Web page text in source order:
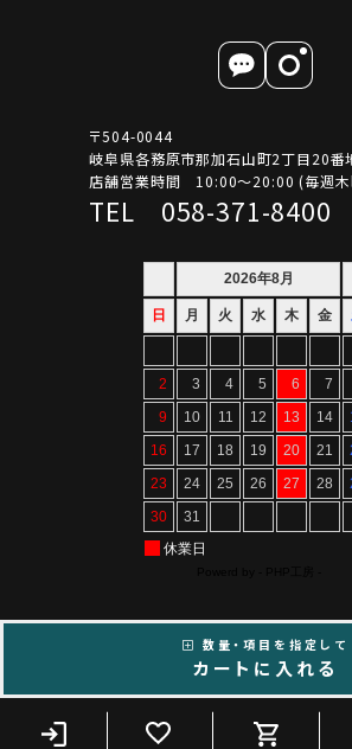
〒504-0044
岐阜県各務原市那加石山町2丁目20
店舗営業時間 10:00～20:00 (毎週木
TEL 058-371-8400
Copyright ©ARTIF All Rights
数量・項目を指定して
カートに入れる